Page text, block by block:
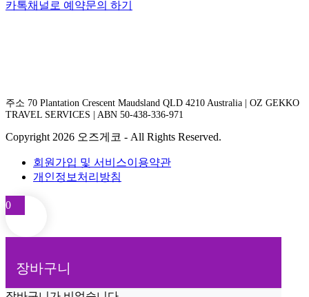
카톡채널로 예약문의 하기
주소 70 Plantation Crescent Maudsland QLD 4210 Australia | OZ GEKKO
TRAVEL SERVICES | ABN 50-438-336-971
Copyright 2026 오즈게코 - All Rights Reserved.
회원가입 및 서비스이용약관
개인정보처리방침
0
장바구니